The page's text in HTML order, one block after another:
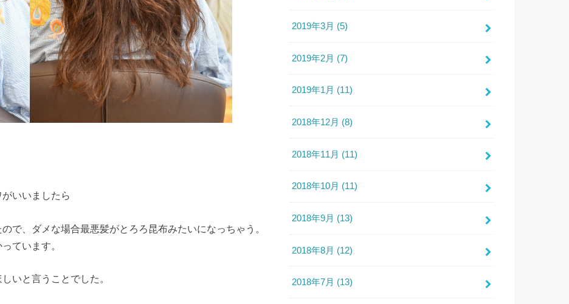
いいましたら
で、ダメな場合最悪髪がとろろ昆布みたいになっちゃう。
ています。
いと言うことでした。
2019年3月 (5)
2019年2月 (7)
2019年1月 (11)
2018年12月 (8)
2018年11月 (11)
2018年10月 (11)
2018年9月 (13)
2018年8月 (12)
2018年7月 (13)